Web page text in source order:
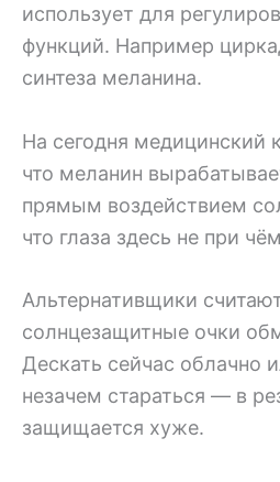
использует для
функций. Например
синтеза меланина.
На сегодня медицинский
что меланин
прямым воздействием
что глаза здесь не при
Альтернативщики
солнцезащитные очки
Дескать сейчас облачно
незачем стараться — в
защищается хуже.